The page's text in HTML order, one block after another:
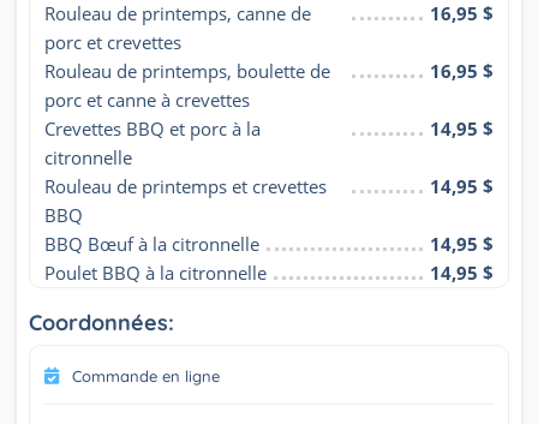
Rouleau de printemps, canne de
porc et crevettes
16,95 $
Rouleau de printemps, boulette de
porc et canne à crevettes
16,95 $
Crevettes BBQ et porc à la
citronnelle
14,95 $
Rouleau de printemps et crevettes
BBQ
14,95 $
BBQ Bœuf à la citronnelle
14,95 $
Poulet BBQ à la citronnelle
14,95 $
Coordonnées:
Commande en ligne